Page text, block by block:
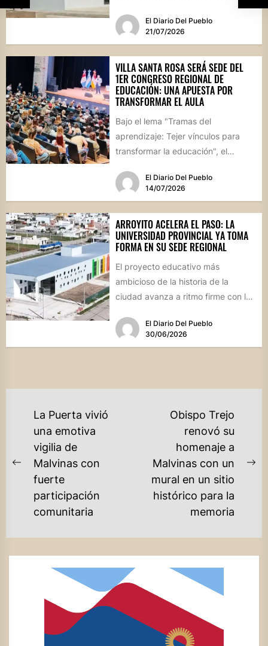
edificio regional se encuentra en su
etapa de culminación....
El Diario Del Pueblo
21/07/2026
VILLA SANTA ROSA SERÁ SEDE DEL
1ER CONGRESO REGIONAL DE
EDUCACIÓN: UNA APUESTA POR
TRANSFORMAR EL AULA
Bajo el lema "Tramas del
aprendizaje: Tejer vínculos para
transformar la educación", el
El Diario Del Pueblo
14/07/2026
ARROYITO ACELERA EL PASO: LA
UNIVERSIDAD PROVINCIAL YA TOMA
FORMA EN SU SEDE REGIONAL
El proyecto educativo más
ambicioso de la historia de la
ciudad avanza a ritmo firme con la
El Diario Del Pueblo
30/06/2026
NAVEGACIÓN
ENTRADAS
Previous
post:
La Puerta vivió
una emotiva
vigilia de
Malvinas con
fuerte
participación
comunitaria
Obispo Trejo
renovó su
homenaje a
Malvinas con un
mural en un sitio
histórico para la
memoria